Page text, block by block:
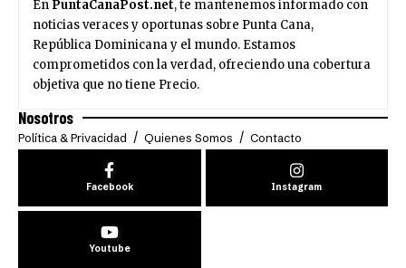
En PuntaCanaPost.net, te mantenemos informado con
noticias veraces y oportunas sobre Punta Cana,
República Dominicana y el mundo. Estamos
comprometidos con la verdad, ofreciendo una cobertura
objetiva que no tiene Precio.
Nosotros
Política & Privacidad Quienes Somos Contacto
Facebook Instagram
Youtube